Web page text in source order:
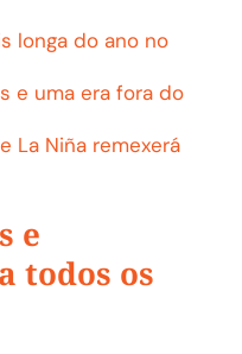
longa do ano no
e uma era fora do
La Niña remexerá
e
todos os